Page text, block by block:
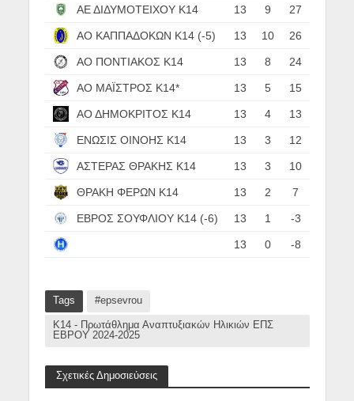
ΑΕ ΔΙΔΥΜΟΤΕΙΧΟΥ Κ14 13 9 27
ΑΟ ΚΑΠΠΑΔΟΚΩΝ Κ14 (-5) 13 10 26
ΑΟ ΠΟΝΤΙΑΚΟΣ Κ14 13 8 24
ΑΟ ΜΑΪΣΤΡΟΣ Κ14* 13 5 15
ΑΟ ΔΗΜΟΚΡΙΤΟΣ Κ14 13 4 13
ΕΝΩΣΙΣ ΟΙΝΟΗΣ Κ14 13 3 12
ΑΣΤΕΡΑΣ ΘΡΑΚΗΣ Κ14 13 3 10
ΘΡΑΚΗ ΦΕΡΩΝ Κ14 13 2 7
ΕΒΡΟΣ ΣΟΥΦΛΙΟΥ Κ14 (-6) 13 1 -3
13 0 -8
Tags #epsevrou
Κ14 - Πρωτάθλημα Αναπτυξιακών Ηλικιών ΕΠΣ
ΕΒΡΟΥ 2024-2025
Σχετικές Δημοσιεύσεις